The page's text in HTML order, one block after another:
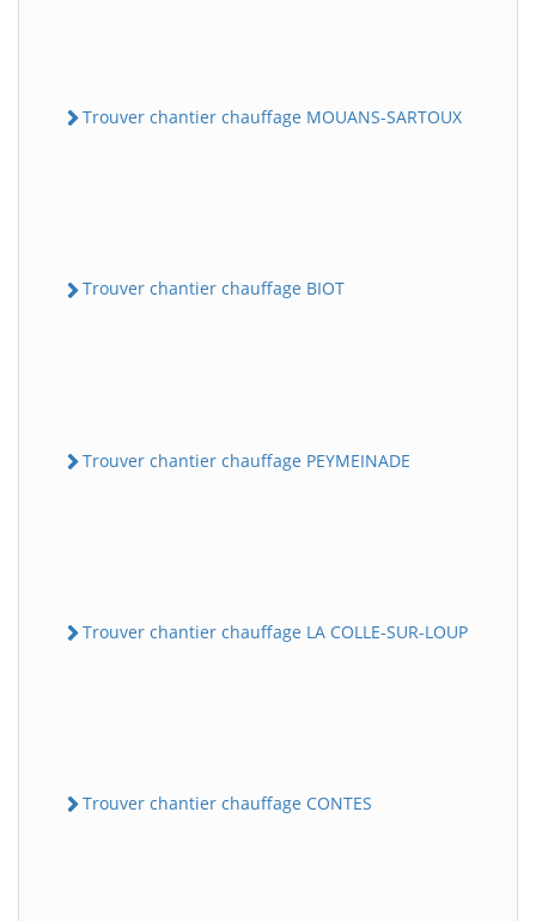
Trouver chantier chauffage MOUANS-SARTOUX
Trouver chantier chauffage BIOT
Trouver chantier chauffage PEYMEINADE
Trouver chantier chauffage LA COLLE-SUR-LOUP
Trouver chantier chauffage CONTES